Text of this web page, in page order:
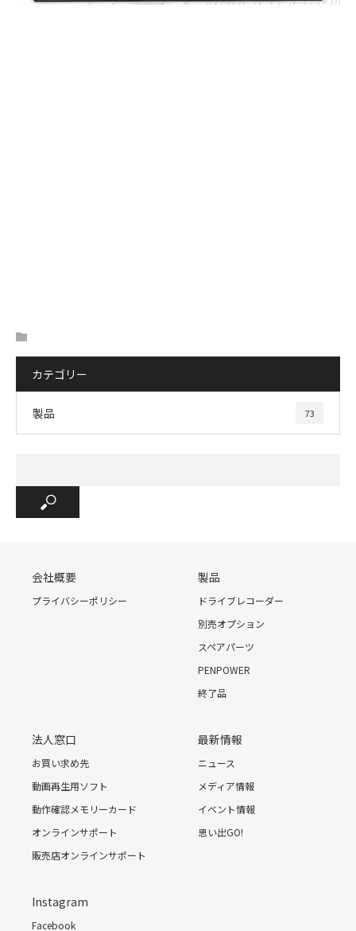
カテゴリー
製品 73
会社概要
プライバシーポリシー
製品
ドライブレコーダー
別売オプション
スペアパーツ
PENPOWER
終了品
法人窓口
お買い求め先
動画再生用ソフト
動作確認メモリーカード
オンラインサポート
販売店オンラインサポート
最新情報
ニュース
メディア情報
イベント情報
思い出GO!
Instagram
Facebook